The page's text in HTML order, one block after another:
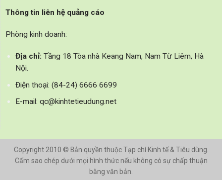
Thông tin liên hệ quảng cáo
Phòng kinh doanh:
Địa chỉ: Tầng 18 Tòa nhà Keang Nam, Nam Từ Liêm, Hà
Nội.
Điện thoại: (84-24) 6666 6699
E-mail: qc@kinhtetieudung.net
Copyright 2010 © Bản quyền thuộc Tạp chí Kinh tế & Tiêu dùng.
Cấm sao chép dưới mọi hình thức nếu không có sự chấp thuận
bằng văn bản.